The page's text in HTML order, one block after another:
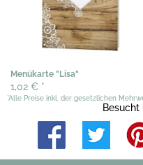
Menükarte "Lisa"
1,02 € *
*Alle Preise inkl. der gesetzlichen
Besucht